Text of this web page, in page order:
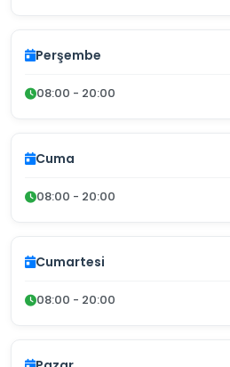
Perşembe
08:00 - 20:00
Cuma
08:00 - 20:00
Cumartesi
08:00 - 20:00